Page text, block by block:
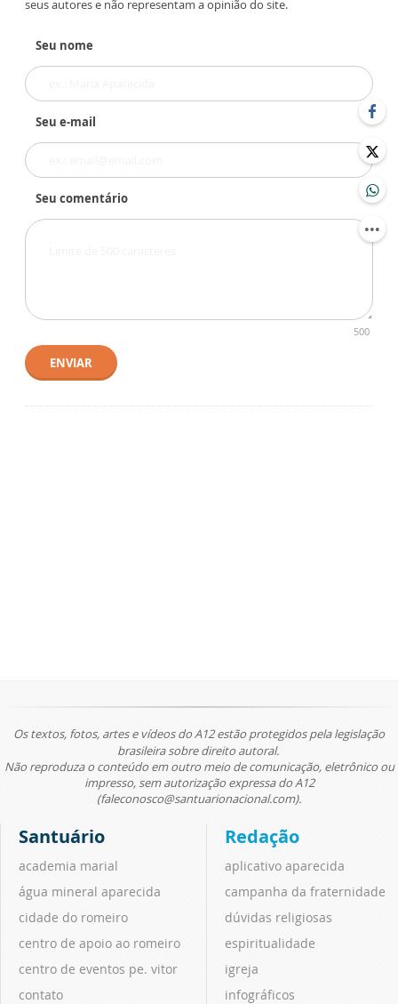
seus autores e não representam a opinião do site.
Seu nome
Seu e-mail
Seu comentário
500
ENVIAR
Os textos, fotos, artes e vídeos do A12 estão protegidos pela legislação
brasileira sobre direito autoral.
Não reproduza o conteúdo em outro meio de comunicação, eletrônico ou
impresso, sem autorização expressa do A12
(faleconosco@santuarionacional.com).
Santuário
academia marial
água mineral aparecida
cidade do romeiro
centro de apoio ao romeiro
centro de eventos pe. vitor
contato
Redação
aplicativo aparecida
campanha da fraternidade
dúvidas religiosas
espiritualidade
igreja
infográficos